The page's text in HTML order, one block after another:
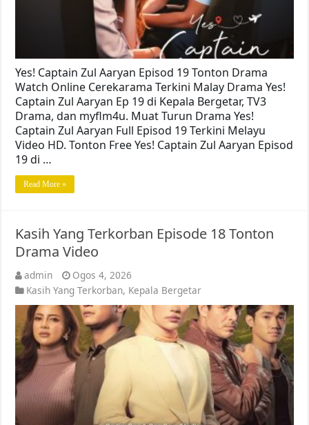
Yes! Captain Zul Aaryan Episod 19 Tonton Drama
Watch Online Cerekarama Terkini Malay Drama Yes!
Captain Zul Aaryan Ep 19 di Kepala Bergetar, TV3
Drama, dan myflm4u. Muat Turun Drama Yes!
Captain Zul Aaryan Full Episod 19 Terkini Melayu
Video HD. Tonton Free Yes! Captain Zul Aaryan Episod
19 di …
Read More »
Kasih Yang Terkorban Episode 18 Tonton
Drama Video
admin
Ogos 4, 2026
Kasih Yang Terkorban, Kepala Bergetar